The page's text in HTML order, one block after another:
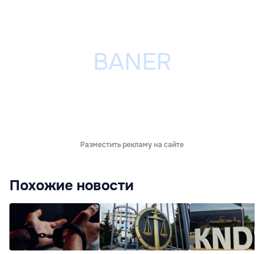
Разместить рекламу на сайте
Похожие новости